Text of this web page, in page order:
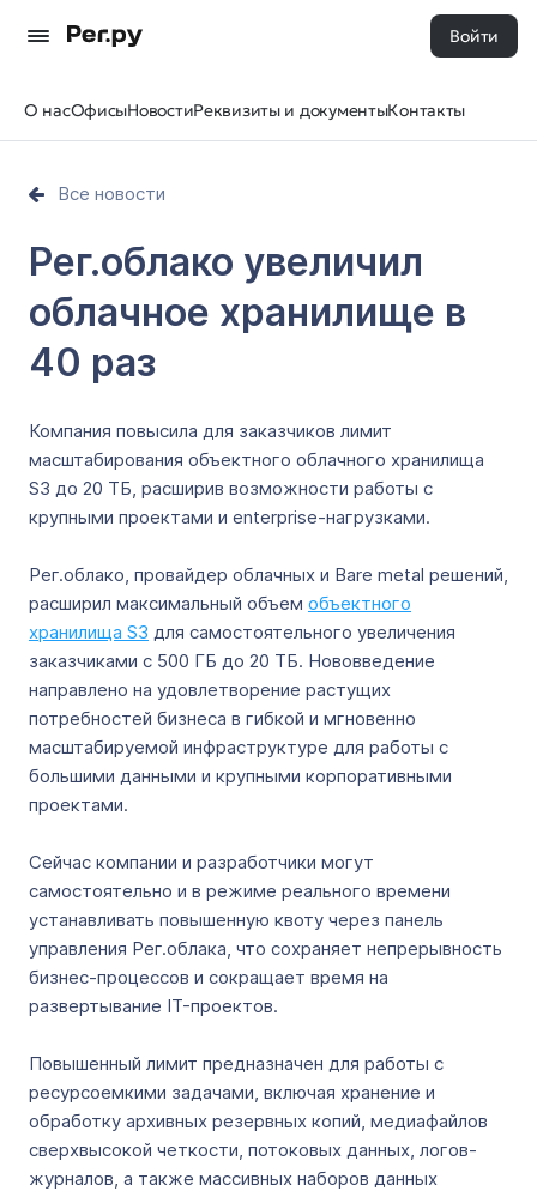
Войти
О насОфисыНовостиРеквизиты и документыКонтакты
Все новости
Рег.облако увеличил
облачное хранилище в
40 раз
Компания повысила для заказчиков лимит
масштабирования объектного облачного хранилища
S3 до 20 ТБ, расширив возможности работы с
крупными проектами и enterprise-нагрузками.
Рег.облако, провайдер облачных и Bare metal решений,
расширил максимальный объем объектного
хранилища S3 для самостоятельного увеличения
заказчиками с 500 ГБ до 20 ТБ. Нововведение
направлено на удовлетворение растущих
потребностей бизнеса в гибкой и мгновенно
масштабируемой инфраструктуре для работы с
большими данными и крупными корпоративными
проектами.
Сейчас компании и разработчики могут
самостоятельно и в режиме реального времени
устанавливать повышенную квоту через панель
управления Рег.облака, что сохраняет непрерывность
бизнес-процессов и сокращает время на
развертывание IT-проектов.
Повышенный лимит предназначен для работы с
ресурсоемкими задачами, включая хранение и
обработку архивных резервных копий, медиафайлов
сверхвысокой четкости, потоковых данных, логов-
журналов, а также массивных наборов данных